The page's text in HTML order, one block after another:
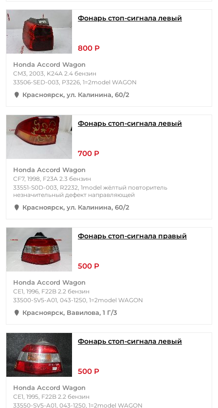
Фонарь стоп-сигнала левый
800 Р
Honda Accord Wagon
CM3, 2003, K24A 2.4 бензин
33506-SED-003, P3226, 1=2model WAGON
Красноярск, ул. Калинина, 60/2
Фонарь стоп-сигнала левый
700 Р
Honda Accord Wagon
CF7, 1998, F23A 2.3 бензин
33551-S0D-003, R2232, 1model жёлтый повторитель
незначительный дефект направляющей
Красноярск, ул. Калинина, 60/2
Фонарь стоп-сигнала правый
500 Р
Honda Accord Wagon
CE1, 1996, F22B 2.2 бензин
33500-SV5-A01, 043-1250, 1=2model WAGON
Красноярск, Вавилова, 1 Г/3
Фонарь стоп-сигнала левый
500 Р
Honda Accord Wagon
CE1, 1995, F22B 2.2 бензин
33550-SV5-A01, 043-1250, 1=2model WAGON